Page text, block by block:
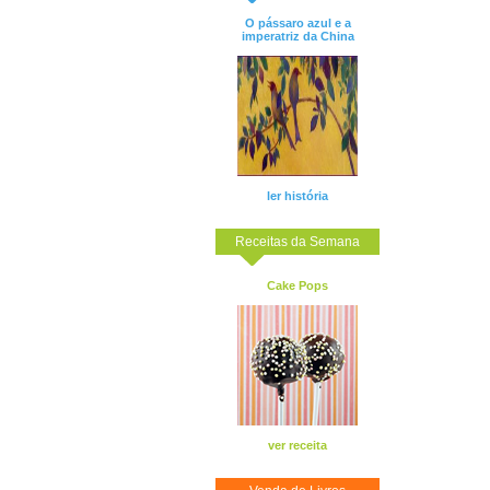
O pássaro azul e a
imperatriz da China
ler história
Receitas da Semana
Cake Pops
ver receita